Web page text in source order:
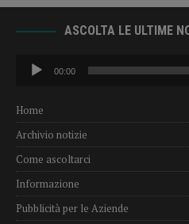
ASCOLTA LE ULTIME
Audio
Player
00:00
Home
Archivio notizie
Come ascoltarci
Informazione
Pubblicità per le Aziende